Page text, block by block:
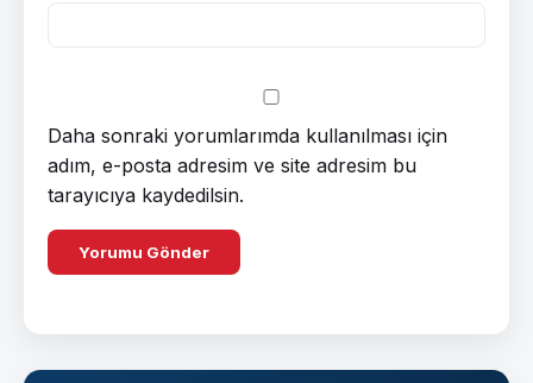
Daha sonraki yorumlarımda kullanılması için
adım, e-posta adresim ve site adresim bu
tarayıcıya kaydedilsin.